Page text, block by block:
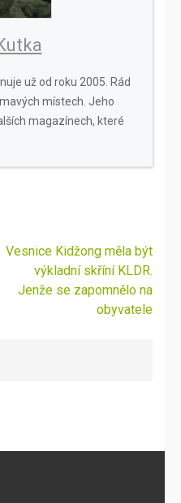
už od roku 2005. Rád
místech. Jeho
magazínech, které
Vesnice Kidžong měla být
výkladní skříní KLDR.
Jenže se zapomnělo na
obyvatele